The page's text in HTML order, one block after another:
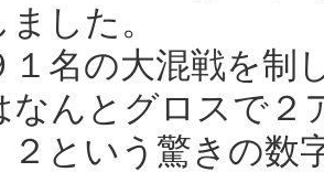
した。
１名の大混戦を制
なんとグロスで２
２という驚きの数